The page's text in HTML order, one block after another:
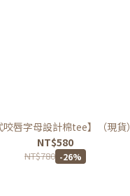
咬唇字母設計棉tee】（現貨）
NT$580
NT$780 -26%